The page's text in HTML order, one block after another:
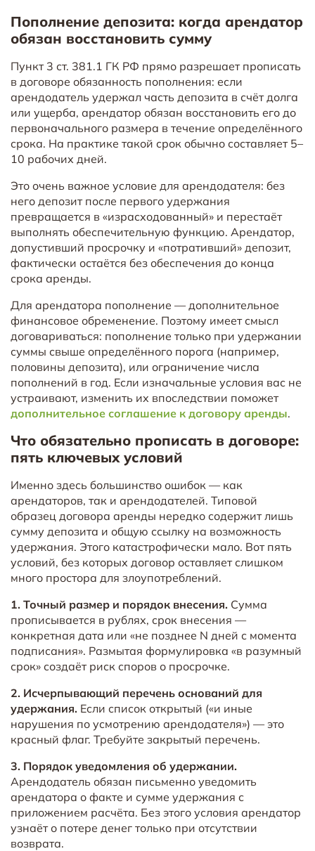
Пополнение депозита: когда арендатор
обязан восстановить сумму
Пункт 3 ст. 381.1 ГК РФ прямо разрешает прописать
в договоре обязанность пополнения: если
арендодатель удержал часть депозита в счёт долга
или ущерба, арендатор обязан восстановить его до
первоначального размера в течение определённого
срока. На практике такой срок обычно составляет 5–
10 рабочих дней.
Это очень важное условие для арендодателя: без
него депозит после первого удержания
превращается в «израсходованный» и перестаёт
выполнять обеспечительную функцию. Арендатор,
допустивший просрочку и «потративший» депозит,
фактически остаётся без обеспечения до конца
срока аренды.
Для арендатора пополнение — дополнительное
финансовое обременение. Поэтому имеет смысл
договариваться: пополнение только при удержании
суммы свыше определённого порога (например,
половины депозита), или ограничение числа
пополнений в год. Если изначальные условия вас не
устраивают, изменить их впоследствии поможет
дополнительное соглашение к договору аренды.
Что обязательно прописать в договоре:
пять ключевых условий
Именно здесь большинство ошибок — как
арендаторов, так и арендодателей. Типовой
образец договора аренды нередко содержит лишь
сумму депозита и общую ссылку на возможность
удержания. Этого катастрофически мало. Вот пять
условий, без которых договор оставляет слишком
много простора для злоупотреблений.
1. Точный размер и порядок внесения. Сумма
прописывается в рублях, срок внесения —
конкретная дата или «не позднее N дней с момента
подписания». Размытая формулировка «в разумный
срок» создаёт риск споров о просрочке.
2. Исчерпывающий перечень оснований для
удержания. Если список открытый («и иные
нарушения по усмотрению арендодателя») — это
красный флаг. Требуйте закрытый перечень.
3. Порядок уведомления об удержании.
Арендодатель обязан письменно уведомить
арендатора о факте и сумме удержания с
приложением расчёта. Без этого условия арендатор
узнаёт о потере денег только при отсутствии
возврата.